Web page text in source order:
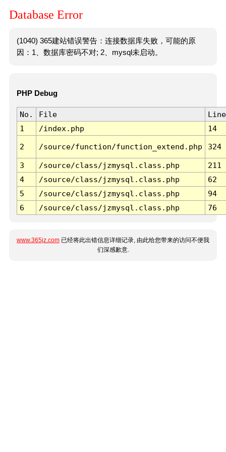
Database Error
(1040) 365建站错误警告：连接数据库失败，可能的原
因：1、数据库密码不对; 2、mysql未启动。
PHP Debug
No. File
Line
1
/index.php 14
2 /source/function/function_extend.php 324
3 /source/class/jzmysql.class.php
211
4
/source/class/jzmysql.class.php
62
5
/source/class/jzmysql.class.php
94
6
/source/class/jzmysql.class.php 76
www.365jz.com 已经将此出错信息详细记录, 由此给您带来的访问不便我
们深感歉意.